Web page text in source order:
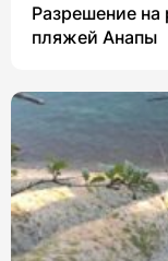
Разрешение на
пляжей Анапы